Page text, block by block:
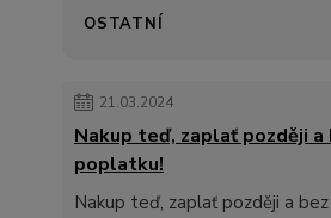
OSTATNÍ
21.03.2024
Nakup teď, zaplať později a
poplatku!
Nakup teď, zaplať později a bez